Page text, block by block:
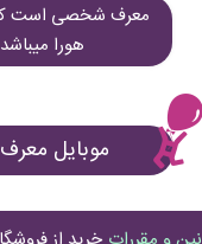
معرف شخصی است که
هورا
موبایل معرف